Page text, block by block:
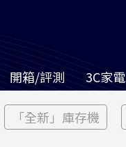
開箱/評測 3C家電
「全新」庫存機